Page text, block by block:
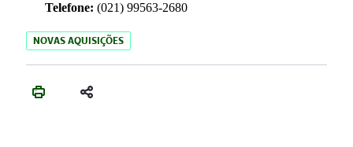
Telefone: (021) 99563-2680
NOVAS AQUISIÇÕES